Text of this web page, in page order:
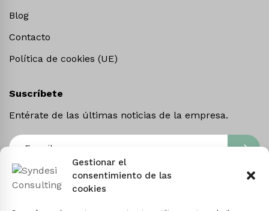
Gestionar el
consentimiento de las
cookies
Blog
Contacto
Política de cookies (UE)
Suscríbete
Entérate de las últimas noticias de la empresa.
Linkedin Facebook